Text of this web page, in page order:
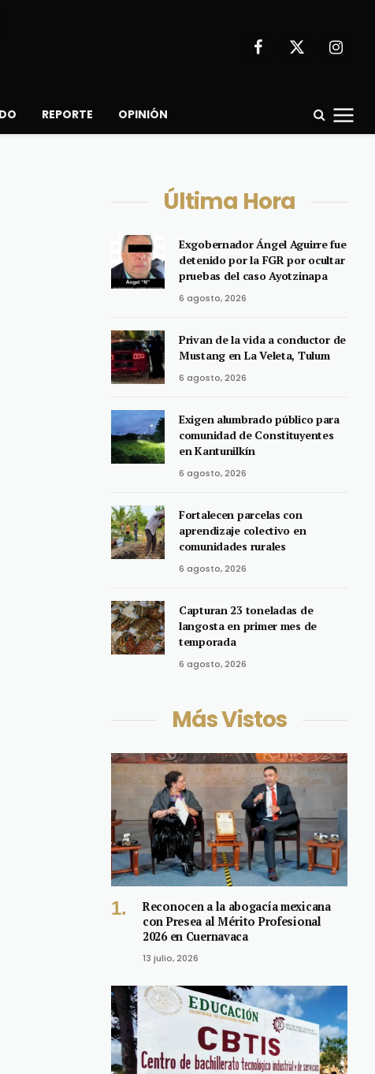
Facebook
X
REPORTE OPINIÓN
Última Hora
Exgobernador Ángel Aguirre fue
detenido por la FGR por ocultar
pruebas del caso Ayotzinapa
6 agosto, 2026
Privan de la vida a conductor de
Mustang en La Veleta, Tulum
6 agosto, 2026
Exigen alumbrado público para
comunidad de Constituyentes
en Kantunilkín
6 agosto, 2026
Fortalecen parcelas con
aprendizaje colectivo en
comunidades rurales
6 agosto, 2026
Capturan 23 toneladas de
langosta en primer mes de
temporada
6 agosto, 2026
Más Vistos
Reconocen a la abogacía mexicana
con Presea al Mérito Profesional
2026 en Cuernavaca
13 julio, 2026